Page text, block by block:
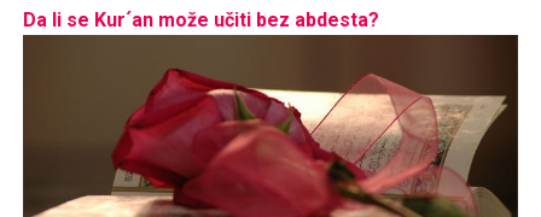
Da li se Kur´an može učiti bez abdesta?